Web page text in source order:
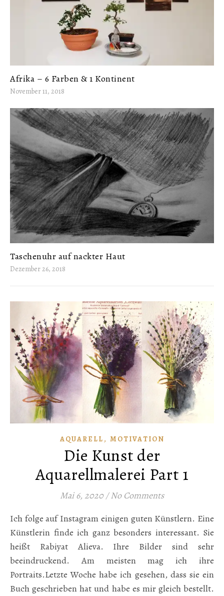
Afrika – 6 Farben & 1 Kontinent
November 11, 2018
Taschenuhr auf nackter Haut
Dezember 26, 2018
AQUARELL , MOTIVATION
Die Kunst der
Aquarellmalerei Part 1
Mai 6, 2020 / No Comments
Ich folge auf Instagram einigen guten Künstlern. Eine
Künstlerin finde ich ganz besonders interessant. Sie
heißt Rabiyat Alieva. Ihre Bilder sind sehr
beeindruckend. Am meisten mag ich ihre
Portraits.Letzte Woche habe ich gesehen, dass sie ein
Buch geschrieben hat und habe es mir gleich bestellt.